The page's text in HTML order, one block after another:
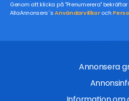
Genom att klicka på "Prenumerera"
AllaAnnonsers´sAnvändarvillkoroch
Annonsera